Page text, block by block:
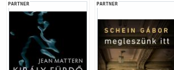
PARTNER PARTNER